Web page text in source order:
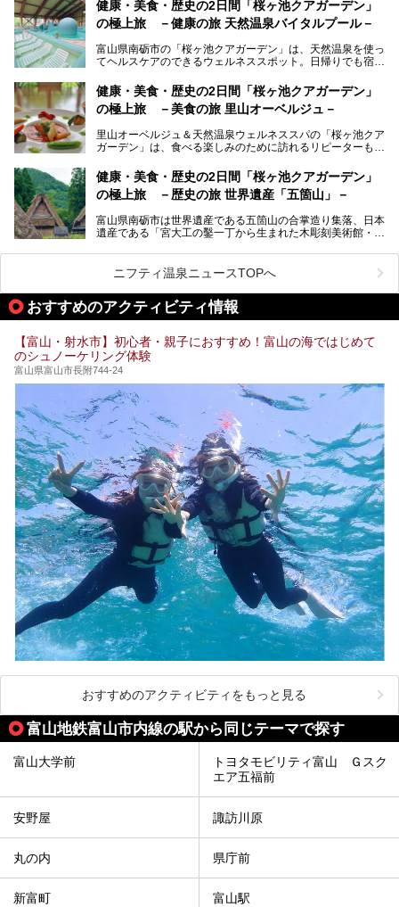
提供元：オリックス・ホテルマネジメント株式会社【PR】
この記事は黒部・宇奈月温泉 やまのはのPR記事です。
北陸新幹線が開業し、実は東京からも2時間ほどでアクセス
のいい天然温泉が豊富で、すぐにでも出かけたくなる施設が
満載ですよ。
健康・美食・歴史の2日間「桜ヶ池クアガーデン」
の極上旅 －健康の旅 天然温泉バイタルプール－
富山県南砺市の「桜ヶ池クアガーデン」は、天然温泉を使っ
てヘルスケアのできるウェルネススポット。日帰りでも宿泊
るので、ゆったり楽しみながら美しく健康に。
そんな「桜ヶ池クアガーデン」の天然温泉バイタルプールと
ートしたいと思います。
健康・美食・歴史の2日間「桜ヶ池クアガーデン」
の極上旅 －美食の旅 里山オーベルジュ－
里山オーベルジュ＆天然温泉ウェルネススパの「桜ヶ池クア
ガーデン」は、食べる楽しみのために訪れるリピーターも多
月、水はフレンチ、火、木は和食、土日はその両方がランチ
とディナーで味わえます。オリジナルのスイーツも評判で
す。
そんな「桜ヶ池クアガーデン」に宿泊して、食を満喫してき
たのでじっくりご紹介します！
健康・美食・歴史の2日間「桜ヶ池クアガーデン」
の極上旅 －歴史の旅 世界遺産「五箇山」－
富山県南砺市は世界遺産である五箇山の合掌造り集落、日本
遺産である「宮大工の鑿一丁から生まれた木彫刻美術館・井
小京都・城端と、とても魅力的な観光スポットがたくさんあ
ります。
城端の郊外に建つ里山オーベルジュ＆温泉ウェルネススパ
「桜ヶ池クアガーデン」に泊まって、歴史の旅にお出かけし
てみませんか？
ニフティ温泉ニュースTOPへ
おすすめのアクティビティ情報
【富山・射水市】初心者・親子におすすめ！富山の海ではじめて
のシュノーケリング体験
富山県富山市長附744-24
おすすめのアクティビティをもっと見る
富山地鉄富山市内線の駅から同じテーマで探す
富山大学前
トヨタモビリティ富山 Ｇスク
エア五福前
安野屋 諏訪川原
丸の内 県庁前
新富町 富山駅